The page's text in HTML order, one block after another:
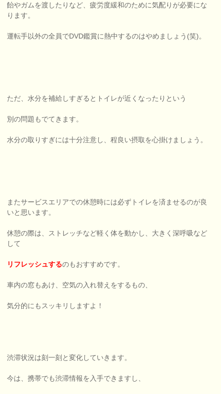
飴やガムを渡したりなど、疲労度緩和のために気配りが必要にな
ります。
運転手以外の全員でDVD鑑賞に熱中するのはやめましょう(笑)。
ただ、水分を補給しすぎるとトイレが近くなったりという
別の問題もでてきます。
水分の取りすぎには十分注意し、程良い摂取を心掛けましょう。
またサービスエリアでの休憩時には必ずトイレを済ませるのが良
いと思います。
休憩の際は、ストレッチなど軽く体を動かし、大きく深呼吸など
して
リフレッシュするのもおすすめです。
車内の窓もあけ、空気の入れ替えをするもの、
気分的にもスッキリしますよ！
渋滞状況は刻一刻と変化していきます。
今は、携帯でも渋滞情報を入手できますし、